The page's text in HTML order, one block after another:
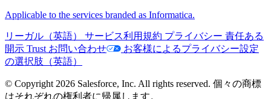
Applicable to the services branded as Informatica.
リーガル（英語） サービス利用規約 プライバシー 責任ある
開示 Trust お問い合わせ
お客様によるプライバシー設定
の選択肢（英語）
© Copyright 2026 Salesforce, Inc. All rights reserved. 個々の商標
はそれぞれの権利者に帰属します。